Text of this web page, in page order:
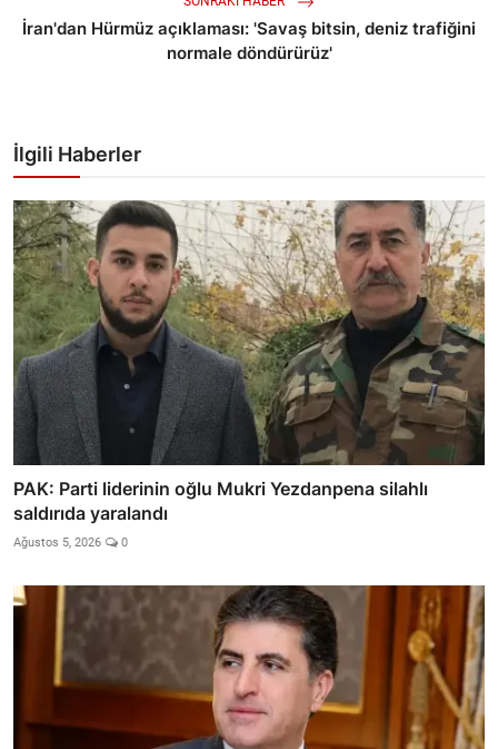
İran'dan Hürmüz açıklaması: 'Savaş bitsin, deniz trafiğini
normale döndürürüz'
İlgili Haberler
PAK: Parti liderinin oğlu Mukri Yezdanpena silahlı
saldırıda yaralandı
Ağustos 5, 2026 0